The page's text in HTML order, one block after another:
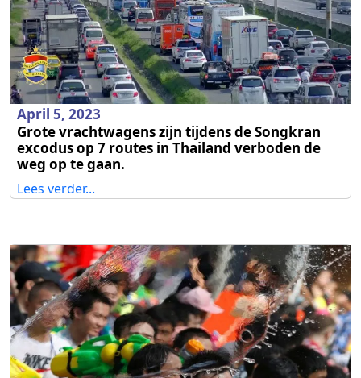
April 5, 2023
Grote vrachtwagens zijn tijdens de Songkran
excodus op 7 routes in Thailand verboden de
weg op te gaan.
Lees verder...